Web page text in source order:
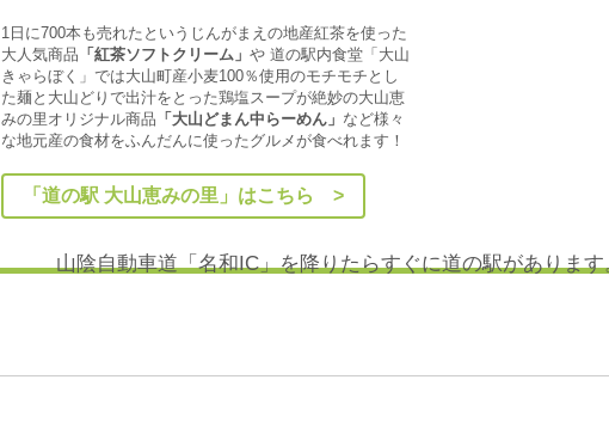
1日に700本も売れたというじんがまえの地産紅茶を使った
大人気商品 「紅茶ソフトクリーム」 や 道の駅内食堂「大山
きゃらぼく」では大山町産小麦100％使用のモチモチとし
た麺と大山どりで出汁をとった鶏塩スープが絶妙の大山恵
みの里オリジナル商品 「大山どまん中らーめん」 など様々
な地元産の食材をふんだんに使ったグルメが食べれます！
「道の駅 大山恵みの里」はこちら >
山陰自動車道「名和IC」を降りたらすぐに道の駅がありま